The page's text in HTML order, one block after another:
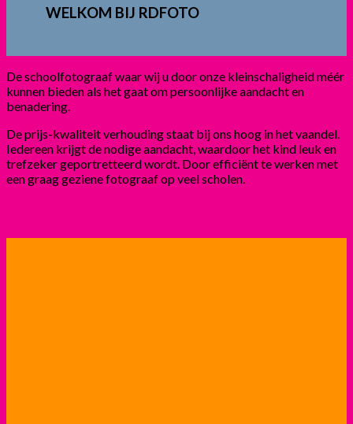
WELKOM BIJ RDFOTO
De schoolfotograaf waar wij u door onze kleinschaligheid méér
kunnen bieden als het gaat om persoonlijke aandacht en
benadering.
De prijs-kwaliteit verhouding staat bij ons hoog in het vaandel.
Iedereen krijgt de nodige aandacht, waardoor het kind leuk en
trefzeker geportretteerd wordt. Door efficiënt te werken met
een graag geziene fotograaf op veel scholen.